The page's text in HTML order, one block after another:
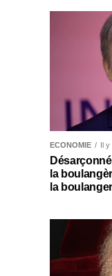
ECONOMIE Il
la
la